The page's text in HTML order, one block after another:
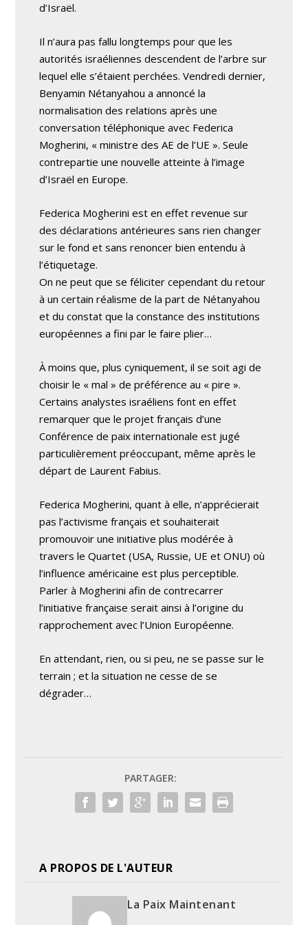
d’Israël.
Il n’aura pas fallu longtemps pour que les
autorités israéliennes descendent de l’arbre sur
lequel elle s’étaient perchées. Vendredi dernier,
Benyamin Nétanyahou a annoncé la
normalisation des relations après une
conversation téléphonique avec Federica
Mogherini, « ministre des AE de l’UE ». Seule
contrepartie une nouvelle atteinte à l’image
d’Israël en Europe.
Federica Mogherini est en effet revenue sur
des déclarations antérieures sans rien changer
sur le fond et sans renoncer bien entendu à
l’étiquetage.
On ne peut que se féliciter cependant du retour
à un certain réalisme de la part de Nétanyahou
et du constat que la constance des institutions
européennes a fini par le faire plier…
À moins que, plus cyniquement, il se soit agi de
choisir le « mal » de préférence au « pire ».
Certains analystes israéliens font en effet
remarquer que le projet français d’une
Conférence de paix internationale est jugé
particulièrement préoccupant, même après le
départ de Laurent Fabius.
Federica Mogherini, quant à elle, n’apprécierait
pas l’activisme français et souhaiterait
promouvoir une initiative plus modérée à
travers le Quartet (USA, Russie, UE et ONU) où
l’influence américaine est plus perceptible.
Parler à Mogherini afin de contrecarrer
l’initiative française serait ainsi à l’origine du
rapprochement avec l’Union Européenne.
En attendant, rien, ou si peu, ne se passe sur le
terrain ; et la situation ne cesse de se
dégrader…
PARTAGER:
A PROPOS DE L'AUTEUR
La Paix Maintenant